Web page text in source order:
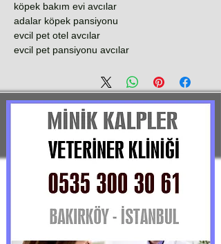
köpek bakım evi avcılar
adalar köpek pansiyonu
evcil pet otel avcılar
evcil pet pansiyonu avcılar